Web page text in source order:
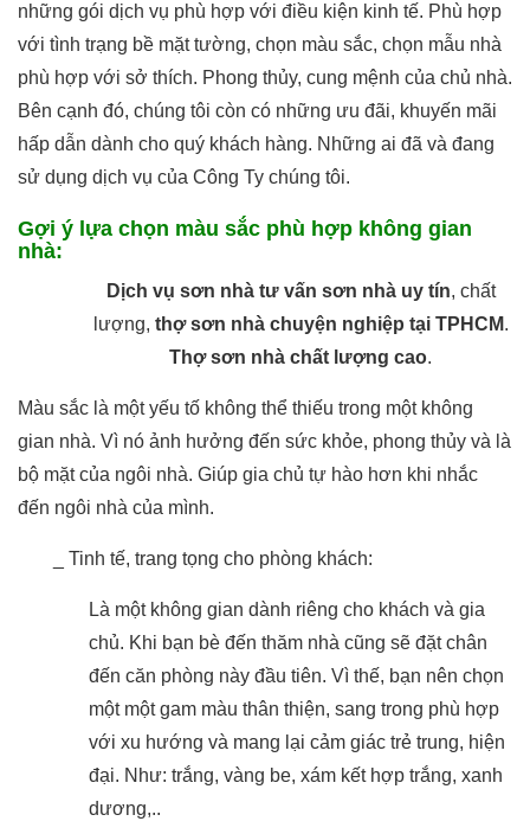
những gói dịch vụ phù hợp với điều kiện kinh tế. Phù hợp
với tình trạng bề mặt tường, chọn màu sắc, chọn mẫu nhà
phù hợp với sở thích. Phong thủy, cung mệnh của chủ nhà.
Bên cạnh đó, chúng tôi còn có những ưu đãi, khuyến mãi
hấp dẫn dành cho quý khách hàng. Những ai đã và đang
sử dụng dịch vụ của Công Ty chúng tôi.
Gợi ý lựa chọn màu sắc phù hợp không gian
nhà:
Dịch vụ sơn nhà tư vấn sơn nhà uy tín, chất
lượng, thợ sơn nhà chuyện nghiệp tại TPHCM.
Thợ sơn nhà chất lượng cao.
Màu sắc là một yếu tố không thể thiếu trong một không
gian nhà. Vì nó ảnh hưởng đến sức khỏe, phong thủy và là
bộ mặt của ngôi nhà. Giúp gia chủ tự hào hơn khi nhắc
đến ngôi nhà của mình.
_ Tinh tế, trang tọng cho phòng khách:
Là một không gian dành riêng cho khách và gia
chủ. Khi bạn bè đến thăm nhà cũng sẽ đặt chân
đến căn phòng này đầu tiên. Vì thế, bạn nên chọn
một một gam màu thân thiện, sang trong phù hợp
với xu hướng và mang lại cảm giác trẻ trung, hiện
đại. Như: trắng, vàng be, xám kết hợp trắng, xanh
dương,..